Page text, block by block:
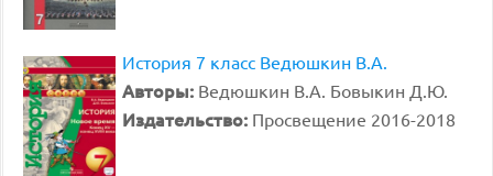
История 7 класс Ведюшкин В.А.
Авторы: Ведюшкин В.А. Бовыкин Д.Ю.
Издательство: Просвещение 2016-2018